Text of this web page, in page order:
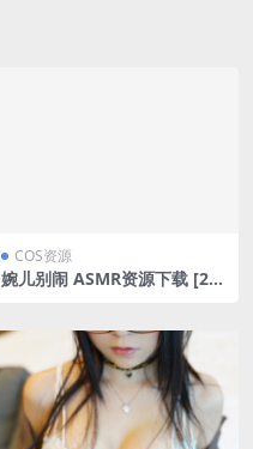
COS资源
婉儿别闹 ASMR资源下载 [2V-